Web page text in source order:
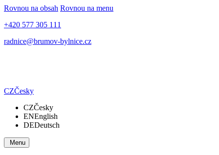
Rovnou na obsah Rovnou na menu
+420 577 305 111
radnice@brumov-bylnice.cz
CZČesky
CZČesky
ENEnglish
DEDeutsch
Menu